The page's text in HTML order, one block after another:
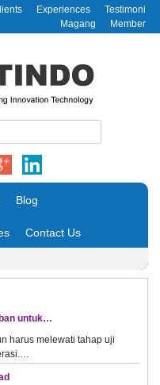
Experiences
Testimoni
Magang
Member
Blog
Contact Us
untuk…
harus melewati tahap uji